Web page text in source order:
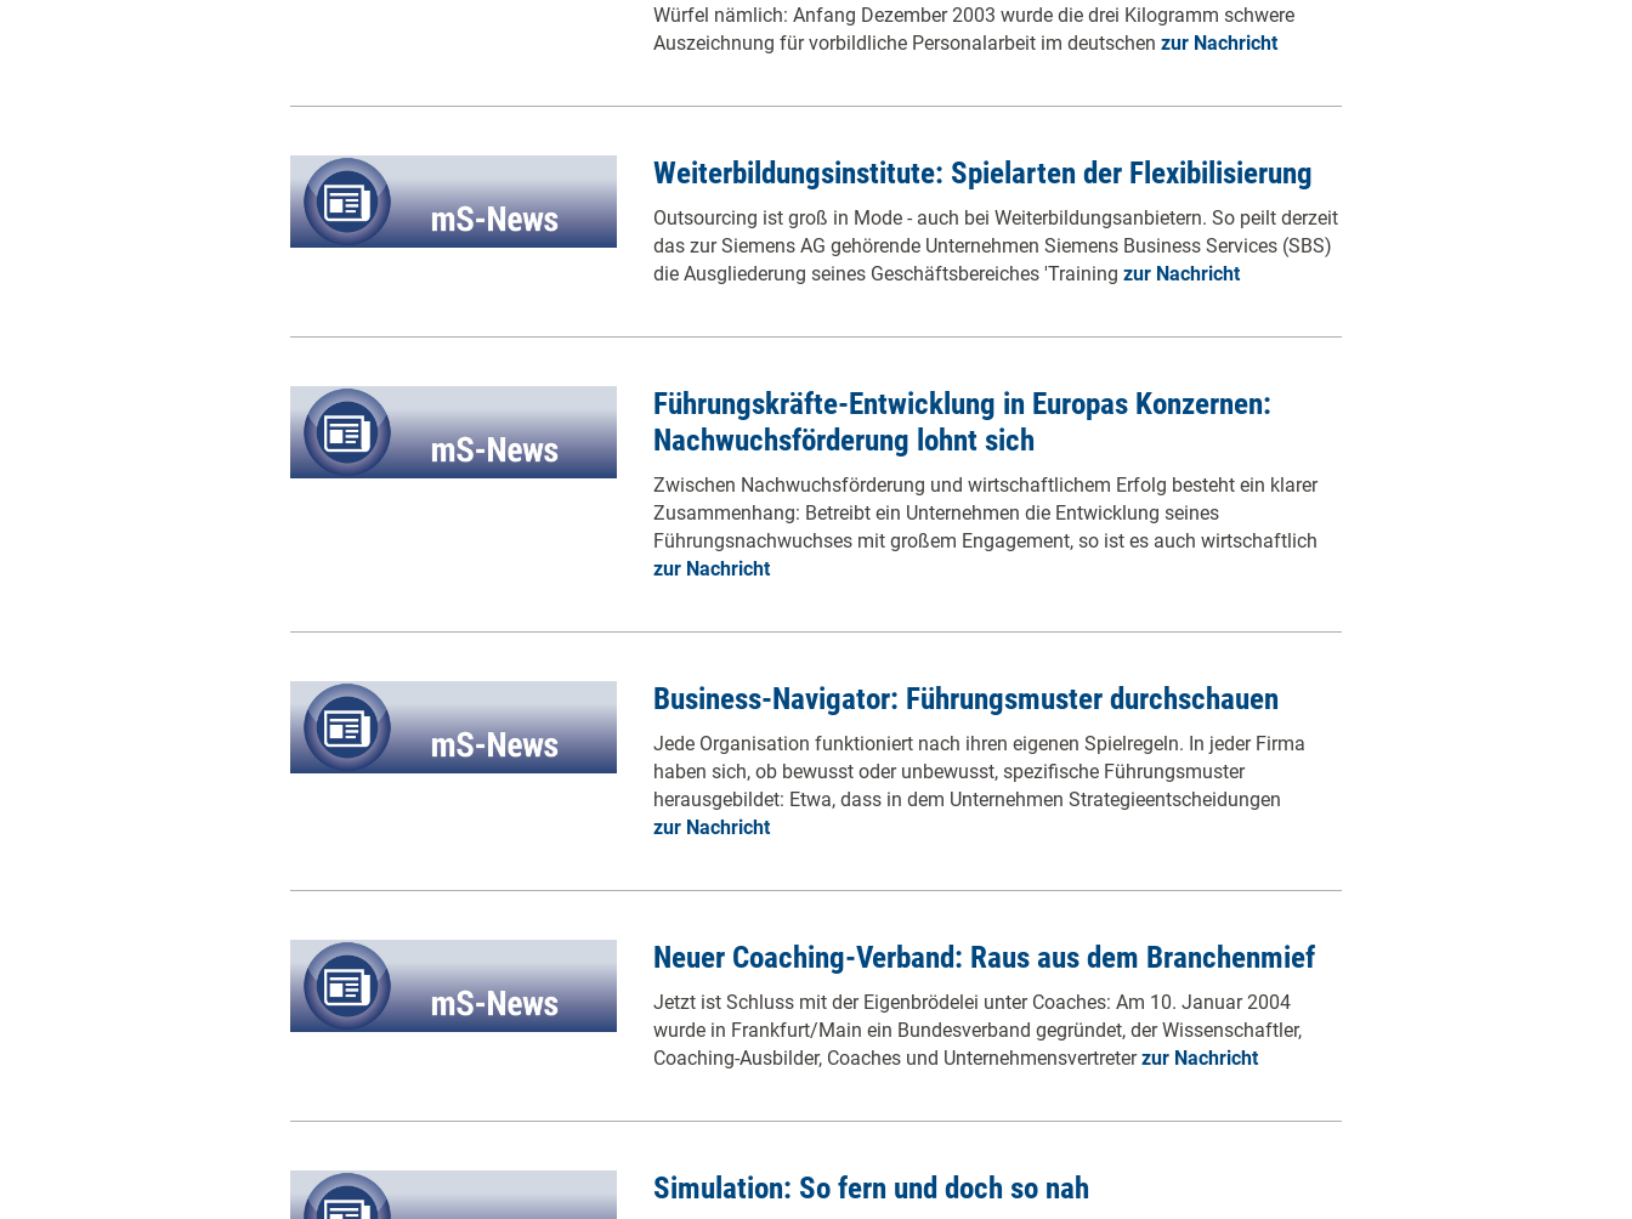
Würfel nämlich: Anfang Dezember 2003 wurde die drei Kilogramm schwere
Auszeichnung für vorbildliche Personalarbeit im deutschen zur Nachricht
Weiterbildungsinstitute: Spielarten der Flexibilisierung
Outsourcing ist groß in Mode - auch bei Weiterbildungsanbietern. So peilt derzeit
das zur Siemens AG gehörende Unternehmen Siemens Business Services (SBS)
die Ausgliederung seines Geschäftsbereiches 'Training zur Nachricht
Führungskräfte-Entwicklung in Europas Konzernen:
Nachwuchsförderung lohnt sich
Zwischen Nachwuchsförderung und wirtschaftlichem Erfolg besteht ein klarer
Zusammenhang: Betreibt ein Unternehmen die Entwicklung seines
Führungsnachwuchses mit großem Engagement, so ist es auch wirtschaftlich
zur Nachricht
Business-Navigator: Führungsmuster durchschauen
Jede Organisation funktioniert nach ihren eigenen Spielregeln. In jeder Firma
haben sich, ob bewusst oder unbewusst, spezifische Führungsmuster
herausgebildet: Etwa, dass in dem Unternehmen Strategieentscheidungen
zur Nachricht
Neuer Coaching-Verband: Raus aus dem Branchenmief
Jetzt ist Schluss mit der Eigenbrödelei unter Coaches: Am 10. Januar 2004
wurde in Frankfurt/Main ein Bundesverband gegründet, der Wissenschaftler,
Coaching-Ausbilder, Coaches und Unternehmensvertreterzur Nachricht
Simulation: So fern und doch so nah